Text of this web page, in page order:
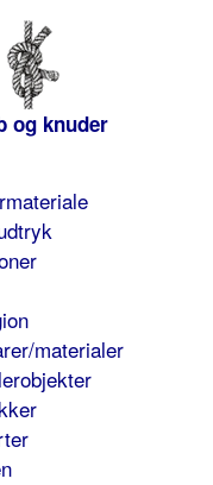
og knuder
materialer